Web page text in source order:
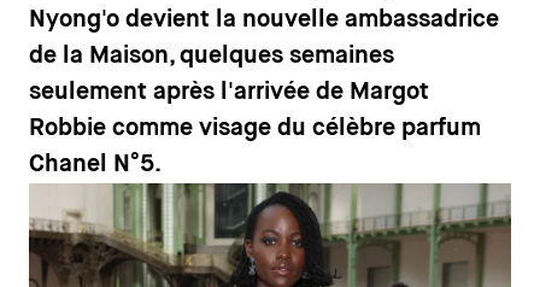
Nyong'o devient la nouvelle ambassadrice
de la Maison, quelques semaines
seulement après l'arrivée de Margot
Robbie comme visage du célèbre parfum
Chanel N°5.